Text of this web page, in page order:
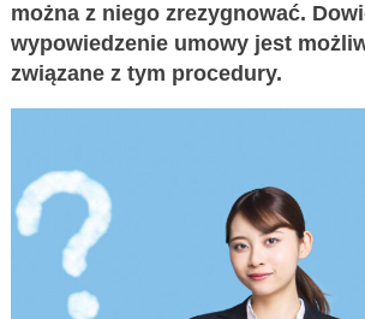
można z niego zrezygnować.
wypowiedzenie umowy jest
związane z tym procedury.